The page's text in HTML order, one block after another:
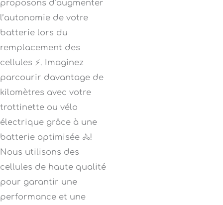
proposons d’augmenter
l’autonomie de votre
batterie lors du
remplacement des
cellules ⚡. Imaginez
parcourir davantage de
kilomètres avec votre
trottinette ou vélo
électrique grâce à une
batterie optimisée 🚴!
Nous utilisons des
cellules de haute qualité
pour garantir une
performance et une